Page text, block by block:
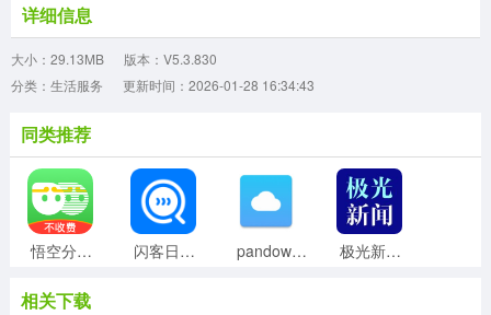
详细信息
大小：29.13MB
版本：V5.3.830
分类：生活服务
更新时间：2026-01-28 16:34:43
同类推荐
悟空分身无广告版 闪客日结直装版 pandownload官方版 极光新闻官方最新版
相关下载